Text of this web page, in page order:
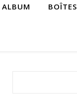
ALBUM BOÎTES